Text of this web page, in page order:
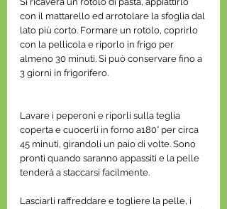
con il mattarello ed arrotolare la sfoglia dal
lato più corto. Formare un rotolo, coprirlo
con la pellicola e riporlo in frigo per
almeno 30 minuti. Si può conservare fino a
3 giorni in frigorifero.
Lavare i peperoni e riporli sulla teglia
coperta e cuocerli in forno a180° per circa
45 minuti, girandoli un paio di volte. Sono
pronti quando saranno appassiti e la pelle
tenderà a staccarsi facilmente.
Lasciarli raffreddare e togliere la pelle, i